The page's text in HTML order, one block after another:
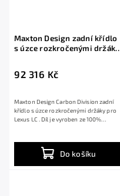
Maxton Design zadní křídlo
s úzce rozkročenými držáky
92 316 Kč
Do košíku
Maxton Design Carbon Division zadní
křídlo s úzce rozkročenými držáky pro
Lexus LC . Díl je vyroben ze 100%